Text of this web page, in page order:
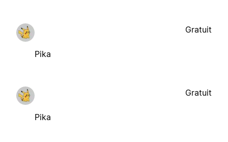
Pika
Gratuit
Pika
Gratuit